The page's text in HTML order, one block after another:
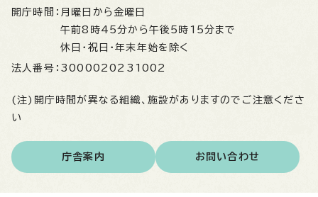
開庁時間： 月曜日から金曜日
午前8時45分から午後5時15分まで
休日・祝日・年末年始を除く
法人番号： 3000020231002
(注)開庁時間が異なる組織、施設がありますのでご注意くださ
い
庁舎案内 お問い合わせ